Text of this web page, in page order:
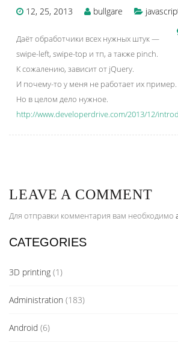
12, 25, 2013 bullgare
Даёт обработчики всех нужных штук —
swipe-left, swipe-top и тп, а также pinch.
К сожалению, зависит от jQuery.
И почему-то у меня не работает их пример.
Но в целом дело нужное.
http://www.developerdrive.com/2013/12/
LEAVE A COMMENT
Для отправки комментария вам необходимо
CATEGORIES
3D printing (1)
Administration (183)
Android (6)